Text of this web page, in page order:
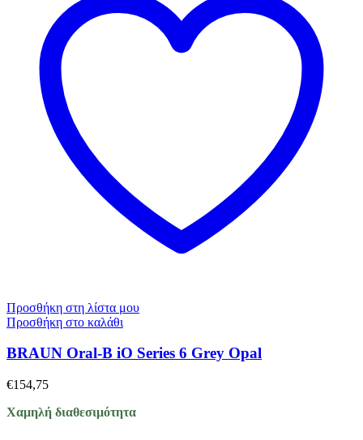
Προσθήκη στη λίστα μου
Προσθήκη στο καλάθι
BRAUN Oral-B iO Series 6 Grey Opal
€154,75
Χαμηλή διαθεσιμότητα